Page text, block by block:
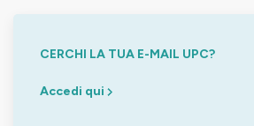
CERCHI LA TUA E-MAIL UPC?
Accedi qui